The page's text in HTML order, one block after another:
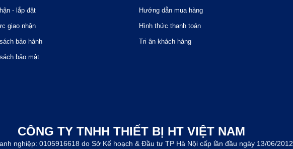
- lắp đặt
giao nhận
bảo hành
bảo mật
Hướng dẫn mua hàng
Hình thức thanh toán
Tri ân khách hàng
CÔNG TY TNHH THIẾT BỊ HT VIỆT NAM
nghiệp: 0105916618 do Sở Kế hoạch & Đầu tư TP Hà Nội cấp lần đầu ngày 13/06/2012